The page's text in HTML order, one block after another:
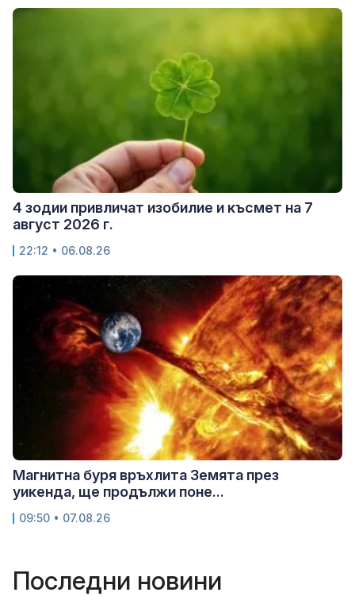
4 зодии привличат изобилие и късмет на 7
август 2026 г.
22:12 • 06.08.26
Магнитна буря връхлита Земята през
уикенда, ще продължи поне...
09:50 • 07.08.26
Последни новини